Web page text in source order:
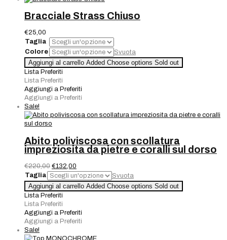
Bracciale Strass Chiuso
€25,00
Taglia
Colore
Svuota
Bracciale
Strass
Chiuso
quantità
Aggiungi al carrello Added Choose options Sold out
Lista Preferiti
Lista Preferiti
Aggiungi a Preferiti
Aggiungi a Preferiti
Sale!
Abito poliviscosa con scollatura
impreziosita da pietre e coralli sul dorso
€220,00 Il
prezzo
originale
era:
€220,00.
€132,00
prezzo
attuale
è:
Taglia
Svuota
Abito
poliviscosa
con
scollatura
impreziosita
da
pietre
Aggiungi al carrello Added Choose options Sold out
Lista Preferiti
Lista Preferiti
Aggiungi a Preferiti
Aggiungi a Preferiti
Sale!